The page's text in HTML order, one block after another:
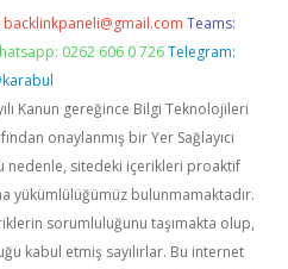
backlinkpaneli@gmail.com Teams:
0262 606 0 726 Telegram:
Kanun gereğince Bilgi Teknolojileri
onaylanmış bir Yer Sağlayıcı
nedenle, sitedeki içerikleri proaktif
yükümlülüğümüz bulunmamaktadır.
sorumluluğunu taşımakta olup,
kabul etmiş sayılırlar. Bu internet